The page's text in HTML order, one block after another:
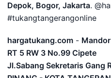
Depok, Bogor, Jakarta.
#tukangtangerangonline
hargatukang.com -
RT 5 RW 3 No.99 Cipete
Jl.Sabang Sekretaris Gang